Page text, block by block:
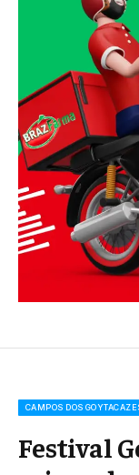
CAMPOS DOS
Festival